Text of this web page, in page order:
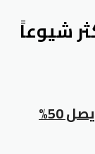
شيوعاً
كود خصم المشاهير السيف غاليري يصل 50%